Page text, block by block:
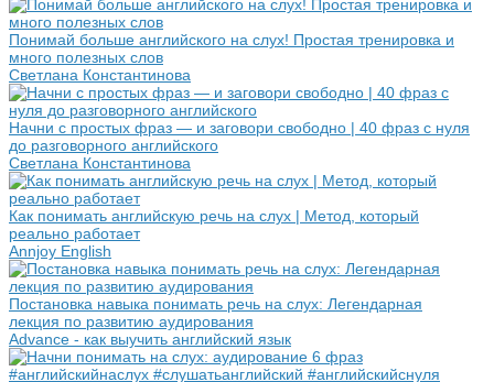
Понимай больше английского на слух! Простая тренировка и
много полезных слов
Светлана Константинова
Начни с простых фраз — и заговори свободно | 40 фраз с нуля
до разговорного английского
Светлана Константинова
Как понимать английскую речь на слух | Метод, который
реально работает
Annjoy English
Постановка навыка понимать речь на слух: Легендарная
лекция по развитию аудирования
Advance - как выучить английский язык